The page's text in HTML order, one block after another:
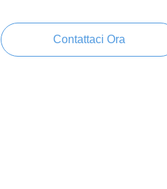
Contattaci Ora